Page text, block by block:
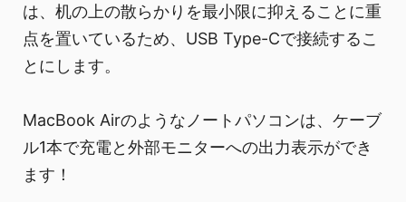
は、机の上の散らかりを最小限に抑えることに重
点を置いているため、USB Type-Cで接続するこ
とにします。
MacBook Airのようなノートパソコンは、ケーブ
ル1本で充電と外部モニターへの出力表示ができ
ます！